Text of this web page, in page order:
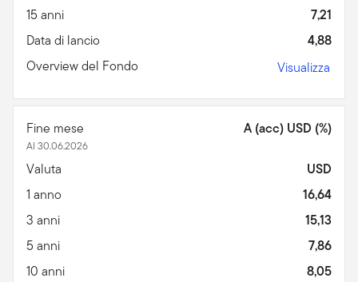
15 anni
7,21
Data di lancio
4,88
Overview del Fondo
Visualizza
Fine mese
Al 30.06.2026
A (acc) USD (%)
Valuta
USD
1 anno
16,64
3 anni
15,13
5 anni
7,86
10 anni
8,05